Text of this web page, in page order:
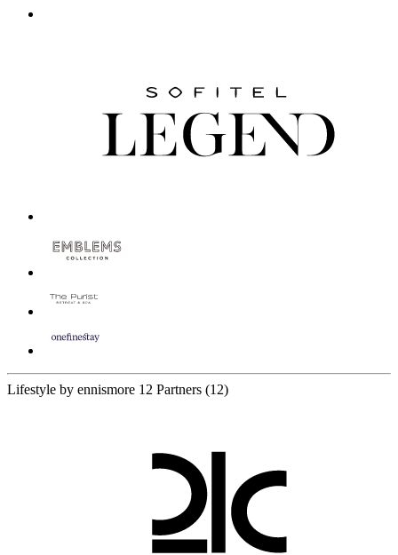
Lifestyle by ennismore 12 Partners (12)